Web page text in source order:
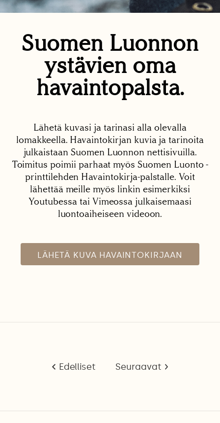
Suomen Luonnon
ystävien oma
havaintopalsta.
Lähetä kuvasi ja tarinasi alla olevalla
lomakkeella. Havaintokirjan kuvia ja tarinoita
julkaistaan Suomen Luonnon nettisivuilla.
Toimitus poimii parhaat myös Suomen Luonto -
printtilehden Havaintokirja-palstalle. Voit
lähettää meille myös linkin esimerkiksi
Youtubessa tai Vimeossa julkaisemaasi
luontoaiheiseen videoon.
LÄHETÄ KUVA HAVAINTOKIRJAAN
Edelliset Seuraavat